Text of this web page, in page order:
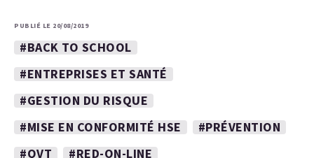
PUBLIÉ LE 20/08/2019
#BACK TO SCHOOL
#ENTREPRISES ET SANTÉ
#GESTION DU RISQUE
#MISE EN CONFORMITÉ HSE
#PRÉVENTION
#QVT
#RED-ON-LINE